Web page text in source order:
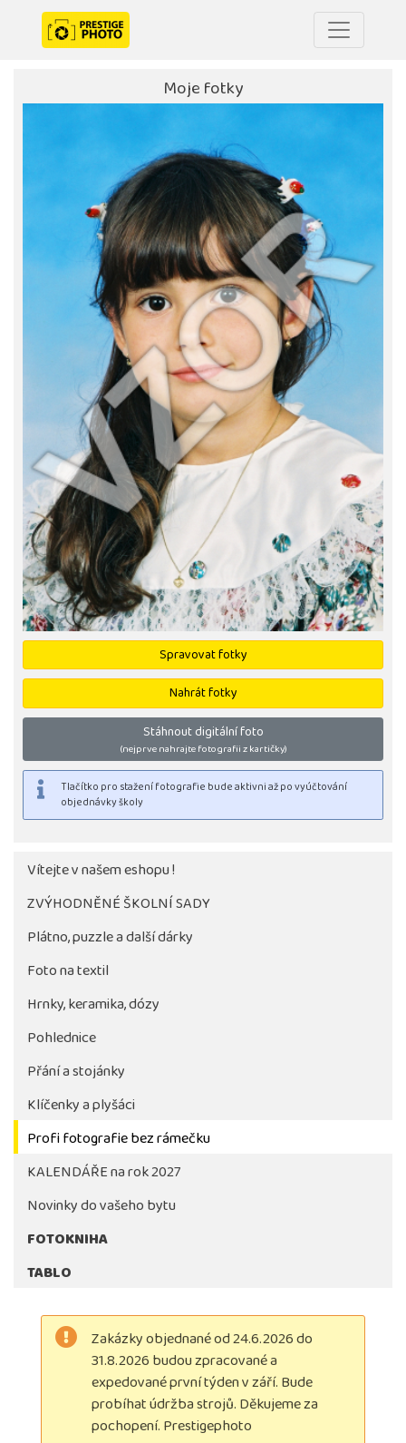
Moje fotky
Spravovat fotky
Nahrát fotky
Stáhnout digitální foto
(nejprve nahrajte fotografii z kartičky)
Tlačítko pro stažení fotografie bude aktivni až po
objednávky školy
Vítejte v našem eshopu !
ZVÝHODNĚNÉ ŠKOLNÍ SADY
Plátno, puzzle a další dárky
Foto na textil
Hrnky, keramika, dózy
Pohlednice
Přání a stojánky
Klíčenky a plyšáci
Profi fotografie bez rámečku
KALENDÁŘE na rok 2027
Novinky do vašeho bytu
FOTOKNIHA
TABLO
Zakázky objednané od 24.6.2026 do
31.8.2026 budou zpracované a
expedované první týden v září. Bude
probíhat údržba strojů. Děkujeme za
pochopení. Prestigephoto